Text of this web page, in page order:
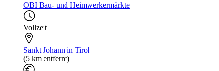
OBI Bau- und Heimwerkermärkte
Vollzeit
Sankt Johann in Tirol
(5 km entfernt)